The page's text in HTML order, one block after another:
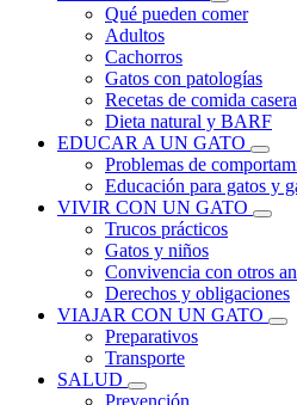
Qué pueden comer
Adultos
Cachorros
Gatos con patologías
Recetas de comida casera
Dieta natural y BARF
EDUCAR A UN GATO
Problemas de
Educación para gatos y
VIVIR CON UN GATO
Trucos prácticos
Gatos y niños
Convivencia con otros
Derechos y obligaciones
VIAJAR CON UN GATO
Preparativos
Transporte
SALUD
Prevención